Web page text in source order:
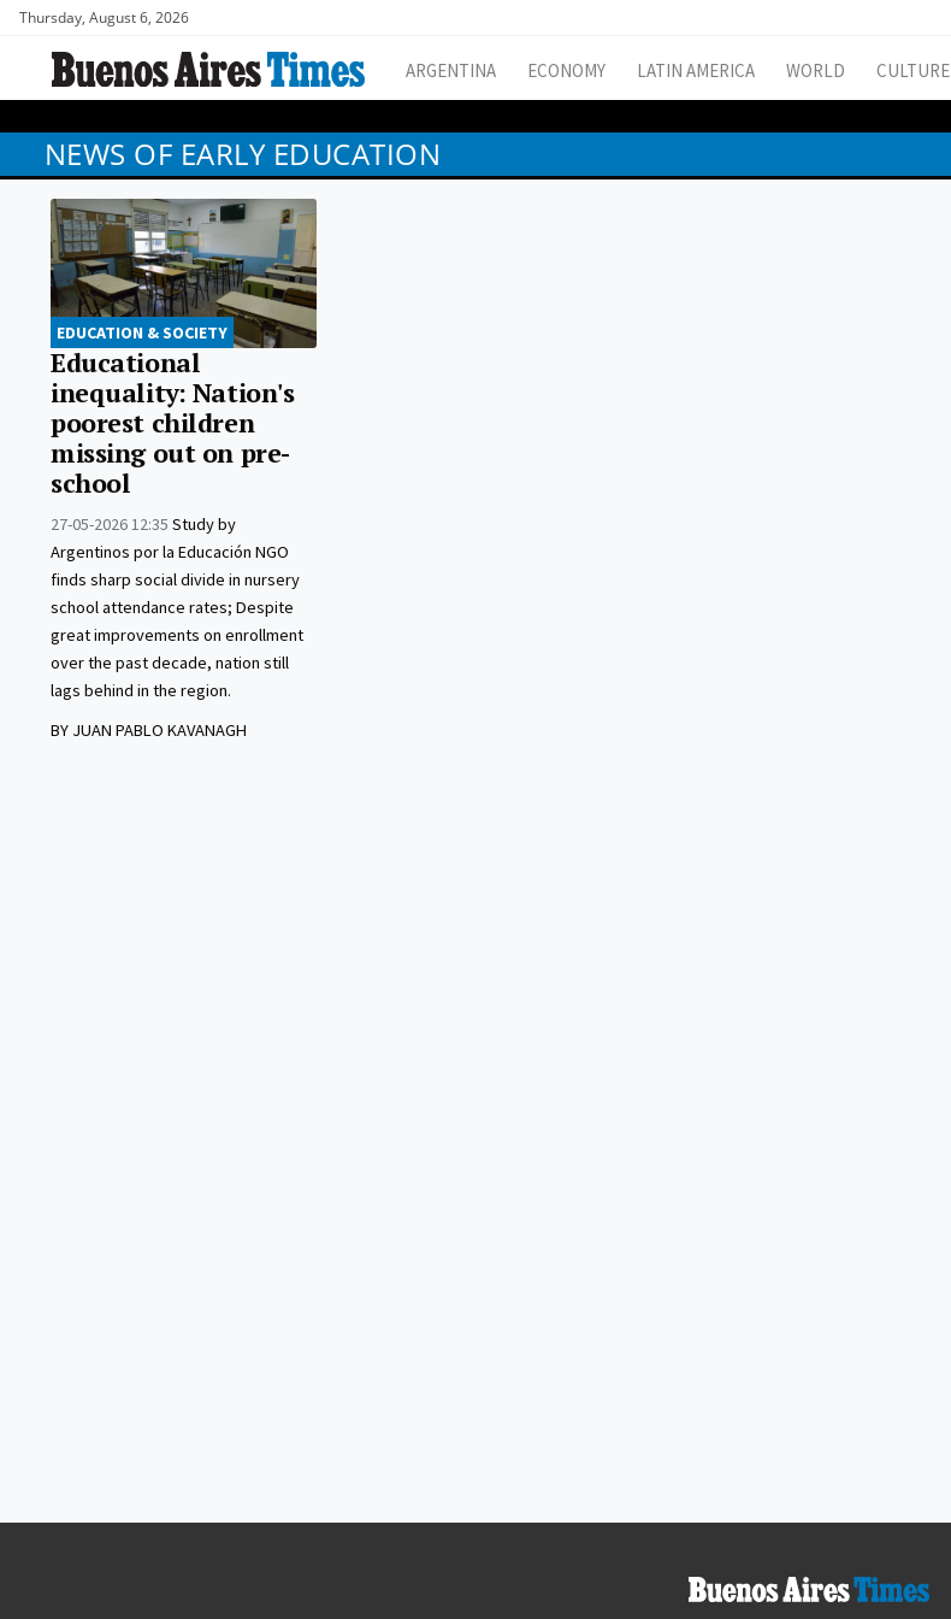
Thursday, August 6, 2026
ARGENTINA ECONOMY LATIN AMERICA WORLD CULTURE
NEWS OF EARLY EDUCATION
EDUCATION & SOCIETY
Educational
inequality: Nation's
poorest children
missing out on pre-
school
27-05-2026 12:35 Study by
Argentinos por la Educación NGO
finds sharp social divide in nursery
school attendance rates; Despite
great improvements on enrollment
over the past decade, nation still
lags behind in the region.
BY JUAN PABLO KAVANAGH